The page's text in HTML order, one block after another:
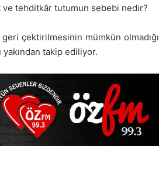
ve tehditkâr tutumun sebebi nedir?
çektirilmesinin mümkün olmadığı
takip ediliyor.